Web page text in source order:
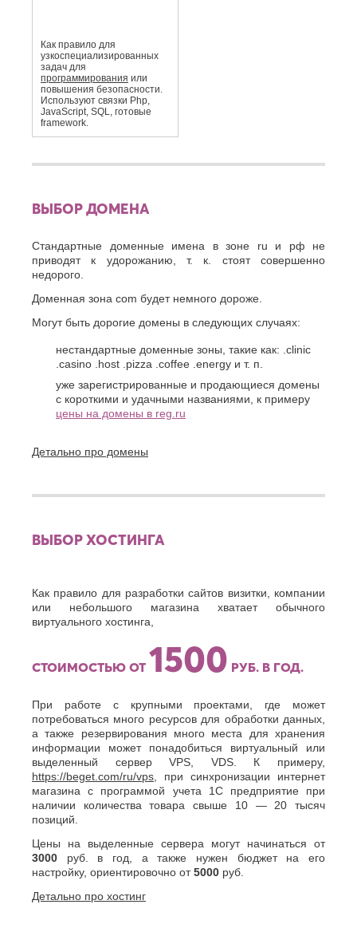
Как правило для
узкоспециали­зированных
задач для
программирования или
повышения безопасности.
Используют связки Php,
JavaScript, SQL, готовые
framework.
ВЫБОР ДОМЕНА
Стандартные доменные имена в зоне ru и рф не
приводят к удорожанию, т. к. стоят совершенно
недорого.
Доменная зона com будет немного дороже.
Могут быть дорогие домены в следующих случаях:
нестандартные доменные зоны, такие как: .clinic
.casino .host .pizza .coffee .energy и т. п.
уже зарегистрированные и продающиеся домены
с короткими и удачными названиями, к примеру
цены на домены в reg.ru
Детально про домены
ВЫБОР ХОСТИНГА
Как правило для разработки сайтов визитки, компании
или небольшого магазина хватает обычного
виртуального хостинга,
СТОИМОСТЬЮ ОТ 1500 РУБ. В ГОД.
При работе с крупными проектами, где может
потребоваться много ресурсов для обработки данных,
а также резервирования много места для хранения
информации может понадобиться виртуальный или
выделенный сервер VPS, VDS. К примеру,
https://beget.com/ru/vps , при синхронизации интернет
магазина с программой учета 1С предприятие при
наличии количества товара свыше 10 — 20 тысяч
позиций.
Цены на выделенные сервера могут начинаться от
3000 руб. в год, а также нужен бюджет на его
настройку, ориентировочно от5000 руб.
Детально про хостинг